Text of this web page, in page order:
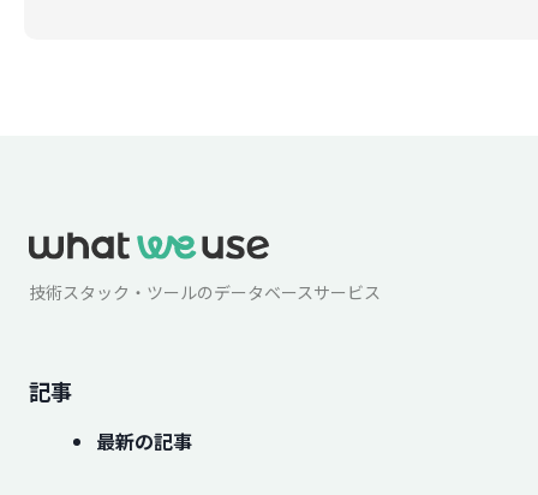
技術スタック・ツールのデータベースサービス
記事
最新の記事